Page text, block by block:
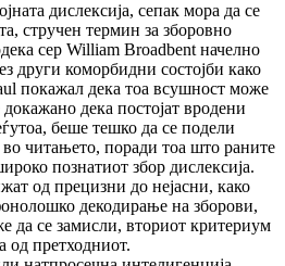
дислексија, сепак мора да се
стручен термин за зборовно
сер William Broadbent начелно
други коморбидни состојби како
покажал дека тоа всушност може
дека постојат вродени
беше тешко да се подели
читањето, поради тоа што раните
познатиот збор дислексија.
од прецизни до нејасни, како
декодирање на зборови,
се замисли, вториот критериум
од претходниот.